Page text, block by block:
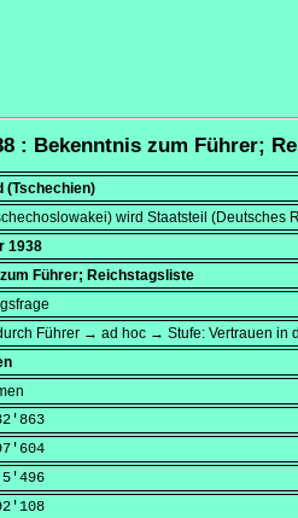
: Bekenntnis zum Führer;
(Tschechien)
wird Staatsteil (Deutsches
1938
Führer; Reichstagsliste
Führer → ad hoc → Stufe: Vertrauen in